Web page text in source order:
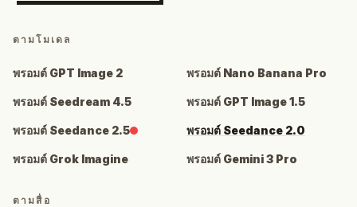
ตามโมเดล
พรอมต์ GPT Image 2 พรอมต์ Nano Banana Pro
พรอมต์ Seedream 4.5 พรอมต์ GPT Image 1.5
พรอมต์ Seedance 2.5 พรอมต์ Seedance 2.0
พรอมต์ Grok Imagine พรอมต์ Gemini 3 Pro
ตามสื่อ